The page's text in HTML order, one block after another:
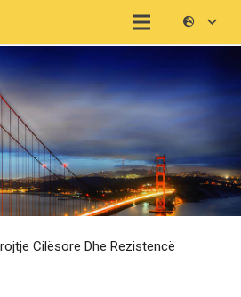
Cilësore Dhe Rezistencë